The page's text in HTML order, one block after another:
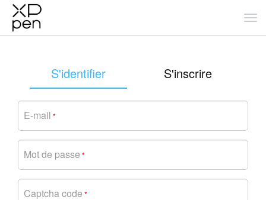
S'identifier S'inscrire
E-mail *
Mot de passe *
Captcha code *